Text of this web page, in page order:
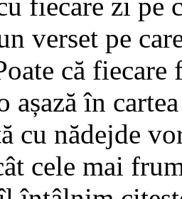
fiecare zi pe
verset pe
că fiecare
așază în
cu nădejde
cele mai